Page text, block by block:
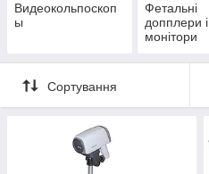
Видеокольпоскоп
ы
Фетальні
допплери і
монітори
Сортування